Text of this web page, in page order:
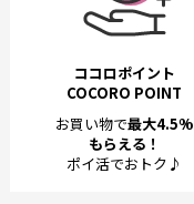
ココロポイント
COCORO POINT
お買い物で最大4.5%
もらえる！
ポイ活でおトク♪